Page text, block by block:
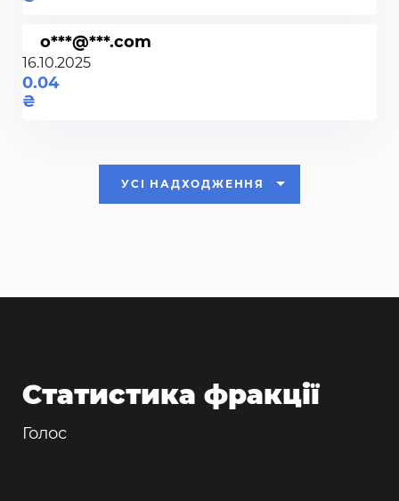
o***@***.com
16.10.2025
0.04
УСІ НАДХОДЖЕННЯ
Статистика фракції
Голос